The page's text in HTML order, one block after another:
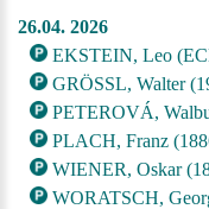
26.04. 2026
EKSTEIN, Leo
GRÖSSL, Walter
PETEROVÁ,
PLACH, Franz
WIENER, Oskar
WORATSCH,